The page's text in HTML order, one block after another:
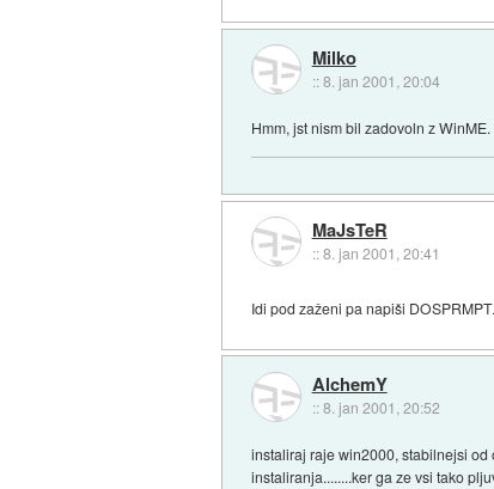
Milko
::8. jan 2001, 20:04
Hmm, jst nism bil zadovoln z
MaJsTeR
::8. jan 2001, 20:41
Idi pod zaženi pa napiši
AlchemY
::8. jan 2001, 20:52
instaliraj raje win2000, stabilnejsi od
instaliranja........ker ga ze vsi tako